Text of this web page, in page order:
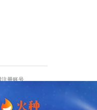
注册账号
sana推特是什么